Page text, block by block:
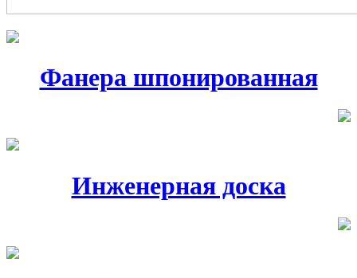
Фанера шпонированная
Инженерная доска